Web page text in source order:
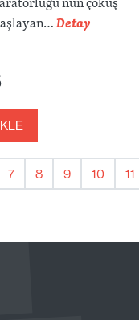
Detay
7 8 9 10 11